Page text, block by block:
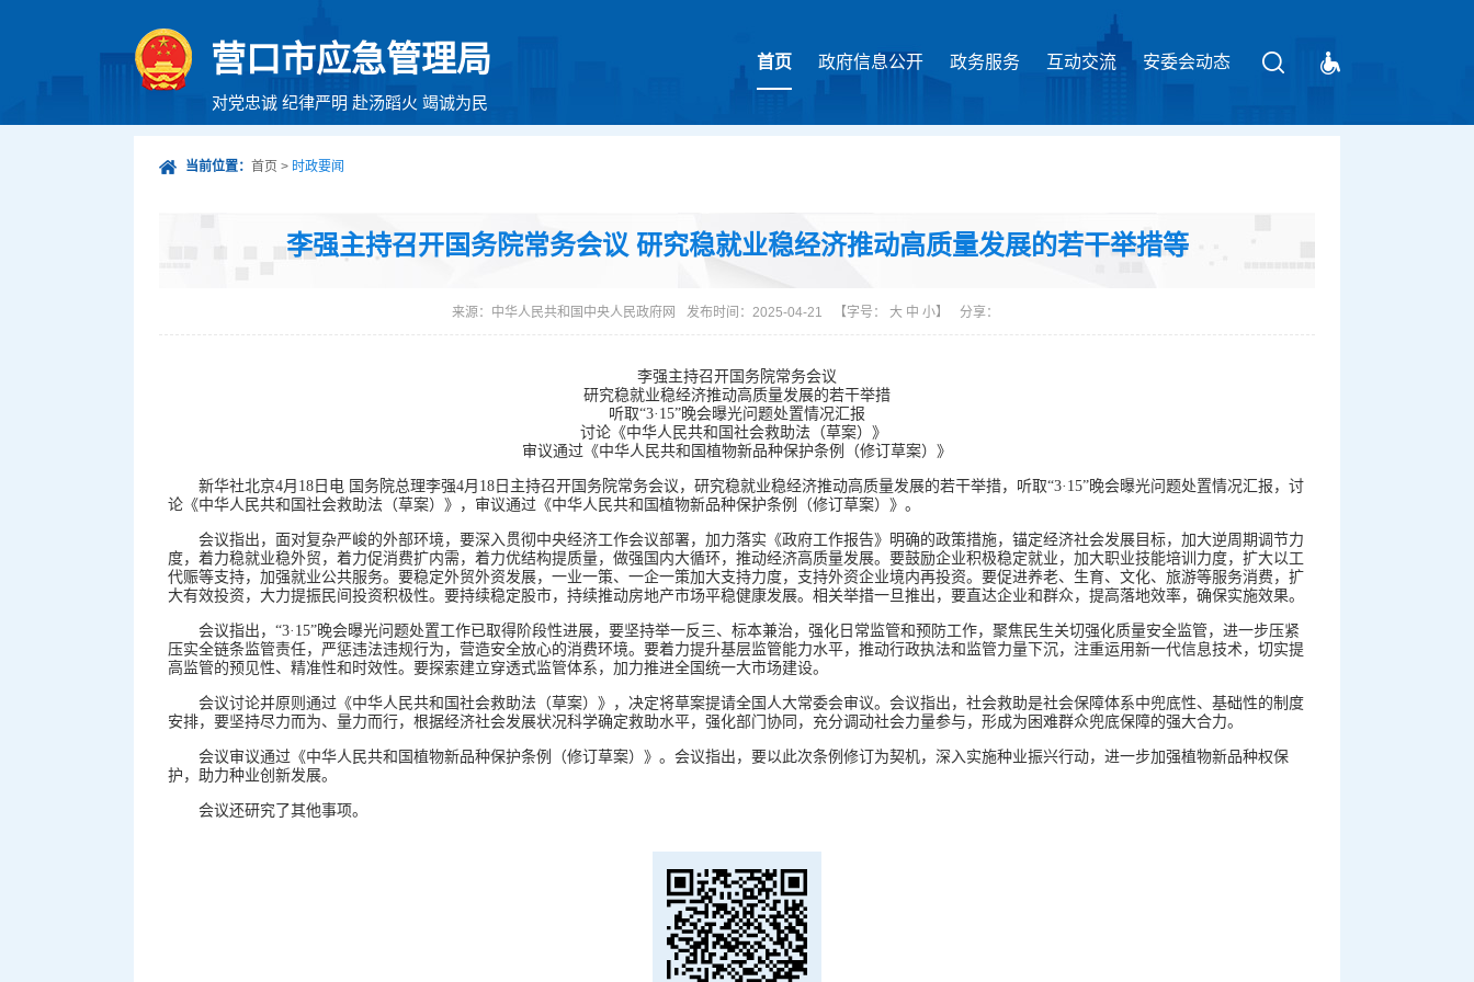
营口市应急管理局
对党忠诚 纪律严明 赴汤蹈火 竭诚为民
首页 政府信息公开 政务服务 互动交流 安委会动态
请输入关键字
当前位置： 首页 > 时政要闻
李强主持召开国务院常务会议 研究稳就业稳经济推动高质量发展的若干举措等
来源： 中华人民共和国中央人民政府网 发布时间：2025-04-21 【字号： 大 中 小】 分享：
李强主持召开国务院常务会议
研究稳就业稳经济推动高质量发展的若干举措
听取“3·15”晚会曝光问题处置情况汇 报
讨论《中华人民共和国社会救助法（草案）》
审议通过《中华人民共和国植物新品种保护条例（修订草案）》
新华社北京4月18日电 国务院总理李强4月18日主持召开国务院常务会议，研究稳就业稳经济推动高质量发展的若干举措，听取“3·15”晚会曝光问题处置情况汇报，讨
论《中华人民共和国社会救助法（草案）》，审议通过《中华人民共和国植物新品种保护条例（修订草案）》。
会议指出，面对复杂严峻的外部环境，要深入贯彻中央经济工作会议部署，加力落实《政府工作报告》明确的政策措施，锚定经济社会发展目标，加大逆周期调节力
度，着力稳就业稳外贸，着力促消费扩内需，着力优结构提质量，做强国内大循环，推动经济高质量发展。要鼓励企业积极稳定就业，加大职业技能培训力度，扩大以工
代赈等支持，加强就业公共服务。要稳定外贸外资发展，一业一策、一企一策加大支持力度，支持外资企业境内再投资。要促进养老、生育、文化、旅游等服务消费，扩
大有效投资，大力提振民间投资积极性。要持续稳定股市，持续推动房地产市场平稳健康发展。相关举措一旦推出，要直达企业和群众，提高落地效率，确保实施效果。
会议指出，“3·15”晚会曝光问题处置工作已取得阶段性进展，要坚持举一反三、标本兼治，强化日常监管和预防工作，聚焦民生关切强化质量安全监管，进一步压紧
压实全链条监管责任，严惩违法违规行为，营造安全放心的消费环境。要着力提升基层监管能力水平，推动行政执法和监管力量下沉，注重运用新一代信息技术，切实提
高监管的预见性、精准性和时效性。要探索建立穿透式监管体系，加力推进全国统一大市场建设。
会议讨论并原则通过《中华人民共和国社会救助法（草案）》，决定将草案提请全国人大常委会审议。会议指出，社会救助是社会保障体系中兜底性、基础性的制度
安排，要坚持尽力而为、量力而行，根据经济社会发展状况科学确定救助水平，强化部门协同，充分调动社会力量参与，形成为困难群众兜底保障的强大合力。
会议审议通过《中华人民共和国植物新品种保护条例（修订草案）》。会议指出，要以此次条例修订为契机，深入实施种业振兴行动，进一步加强植物新品种权保
护，助力种业创新发展。
会议还研究了其他事项。